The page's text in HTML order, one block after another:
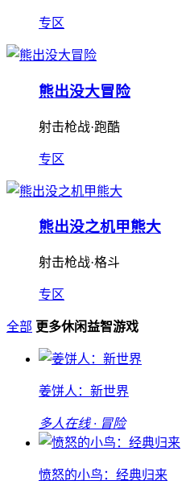
专区
熊出没大冒险
射击枪战·跑酷
专区
熊出没之机甲熊大
射击枪战·格斗
专区
全部 更多休闲益智游戏
姜饼人：新世界
多人在线 · 冒险
愤怒的小鸟：经典归来